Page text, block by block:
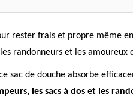
rester frais et propre même
randonneurs et les amoureux
sac de douche absorbe
les sacs à dos et les